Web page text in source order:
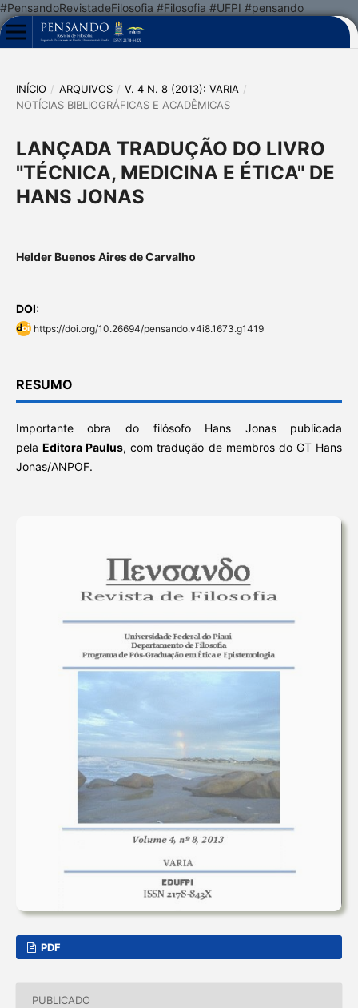
#PensandoRevistadeFilosofia #Filosofia #UFPI #pensando
INÍCIO / ARQUIVOS / V. 4 N. 8 (2013): VARIA /
NOTÍCIAS BIBLIOGRÁFICAS E ACADÊMICAS
LANÇADA TRADUÇÃO DO LIVRO
"TÉCNICA, MEDICINA E ÉTICA" DE
HANS JONAS
Helder Buenos Aires de Carvalho
DOI:
https://doi.org/10.26694/pensando.v4i8.1673.g1419
RESUMO
Importante obra do filósofo Hans Jonas publicada
pelaEditora Paulus, com tradução de membros do GT Hans
Jonas/ANPOF.
PDF
PUBLICADO